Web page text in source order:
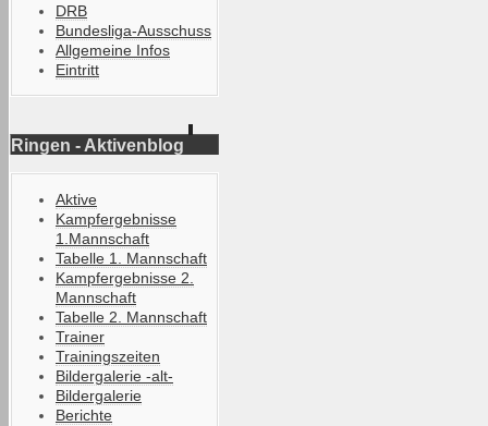
DRB
Bundesliga-Ausschuss
Allgemeine Infos
Eintritt
Ringen - Aktivenblog
Aktive
Kampfergebnisse
1.Mannschaft
Tabelle 1. Mannschaft
Kampfergebnisse 2.
Mannschaft
Tabelle 2. Mannschaft
Trainer
Trainingszeiten
Bildergalerie -alt-
Bildergalerie
Berichte